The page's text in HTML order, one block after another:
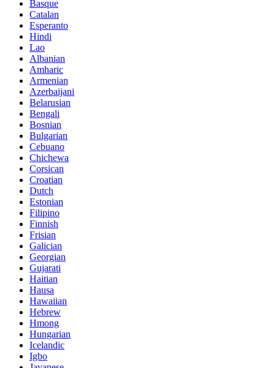
Basque
Catalan
Esperanto
Hindi
Lao
Albanian
Amharic
Armenian
Azerbaijani
Belarusian
Bengali
Bosnian
Bulgarian
Cebuano
Chichewa
Corsican
Croatian
Dutch
Estonian
Filipino
Finnish
Frisian
Galician
Georgian
Gujarati
Haitian
Hausa
Hawaiian
Hebrew
Hmong
Hungarian
Icelandic
Igbo